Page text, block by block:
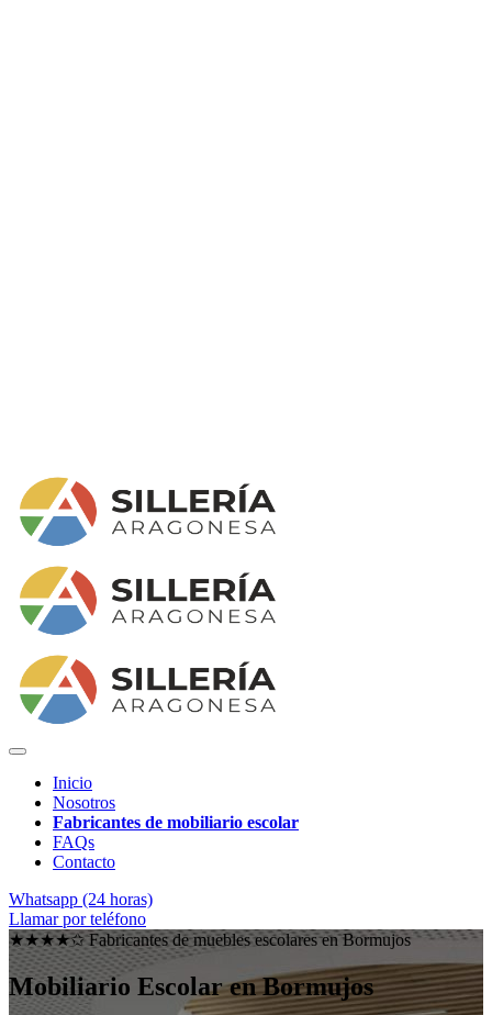
Inicio
Nosotros
Fabricantes de mobiliario escolar
FAQs
Contacto
Whatsapp (24 horas)
Llamar por teléfono
★★★★✩ Fabricantes de muebles escolares enBormujos
Mobiliario Escolar en Bormujos